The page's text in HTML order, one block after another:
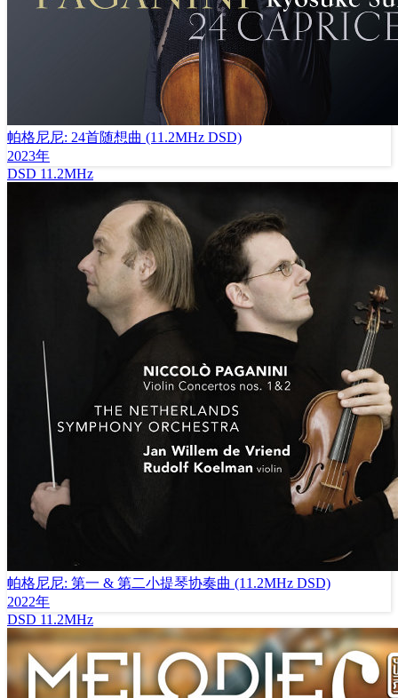
帕格尼尼: 24首随想曲 (11.2MHz DSD)
2023年
DSD 11.2MHz
帕格尼尼: 第一 & 第二小提琴协奏曲 (11.2MHz DSD)
2022年
DSD 11.2MHz